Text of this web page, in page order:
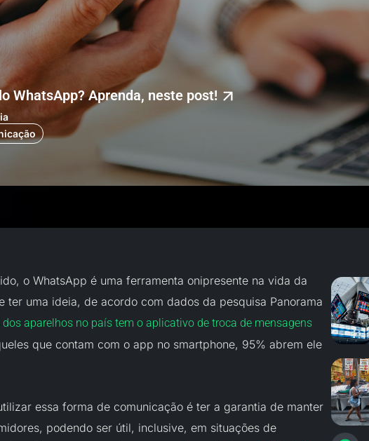
WhatsApp? Aprenda, neste post!
o WhatsApp é uma ferramenta onipresente na vida da
ter uma ideia, de acordo com dados da pesquisa Panorama
dos aparelhos no país tem o aplicativo de troca de mensagens
que contam com o app no smartphone, 95% abrem ele
essa forma de comunicação é ter a garantia de manter
podendo ser útil, inclusive, em situações de